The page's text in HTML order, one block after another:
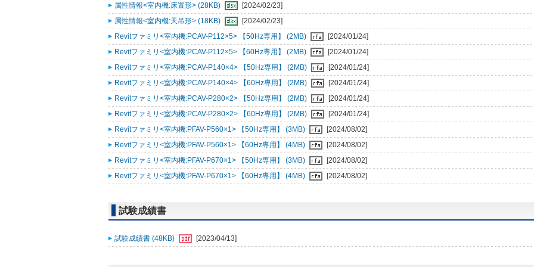
属性情報<室内機:床置形> (28KB)
[2024/02/23]
属性情報<室内機:天吊形> (18KB)
[2024/02/23]
Revitファミリ<室内機:PCAV-P112×5> 【50Hz専用】 (2MB)
[2024/01/24]
Revitファミリ<室内機:PCAV-P112×5> 【60Hz専用】 (2MB)
[2024/01/24]
Revitファミリ<室内機:PCAV-P140×4> 【50Hz専用】 (2MB)
[2024/01/24]
Revitファミリ<室内機:PCAV-P140×4> 【60Hz専用】 (2MB)
[2024/01/24]
Revitファミリ<室内機:PCAV-P280×2> 【50Hz専用】 (2MB)
[2024/01/24]
Revitファミリ<室内機:PCAV-P280×2> 【60Hz専用】 (2MB)
[2024/01/24]
Revitファミリ<室内機:PFAV-P560×1> 【50Hz専用】 (3MB)
[2024/08/02]
Revitファミリ<室内機:PFAV-P560×1> 【60Hz専用】 (4MB)
[2024/08/02]
Revitファミリ<室内機:PFAV-P670×1> 【50Hz専用】 (3MB)
[2024/08/02]
Revitファミリ<室内機:PFAV-P670×1> 【60Hz専用】 (4MB)
[2024/08/02]
試験成績書
試験成績書 (48KB) [2023/04/13]